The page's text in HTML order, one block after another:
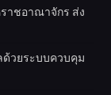
าชอาณาจักร ส่ง
วยระบบควบคุม